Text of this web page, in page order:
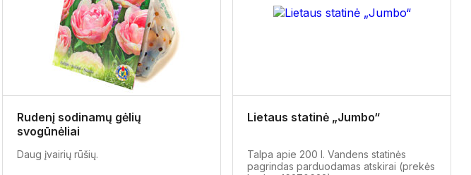
Rudenį sodinamų gėlių
svogūnėliai
Daug įvairių rūšių.
Lietaus statinė „Jumbo“
Talpa apie 200 l. Vandens statinės
pagrindas parduodamas atskirai (prekės